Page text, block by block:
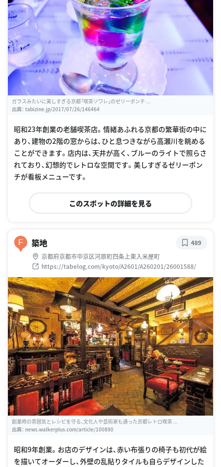
ガラスみたいに美しすぎる京都「喫茶ソワレ」のゼリーポンチ ...
出典： tabizine.jp/2017/07/26/146464
昭和23年創業の老舗喫茶店。情緒あふれる京都の繁華街の中に
あり、建物の2階の窓からは、ひと息つきながら高瀬川を眺める
ことができます。店内は、天井が高く、ブルーのライトで照らさ
れており、幻想的でレトロな空間です。美しすぎるゼリーポン
チが看板メニューです。
このスポットの詳細を見る
F 築地
京都府京都市中京区河原町四条上東入米屋町
https://tabelog.com/kyoto/A2601/A260201/26001588/
489
創業時の雰囲気とレシピを守る、文化人や芸術家も通った京都レトロ喫茶 ...
出典： news.walkerplus.com/article/100890
昭和9年創業。お店のデザインは、赤い布張りの椅子も初代が絵
を描いてオーダーし、外壁の乱貼りタイルも自らデザインした